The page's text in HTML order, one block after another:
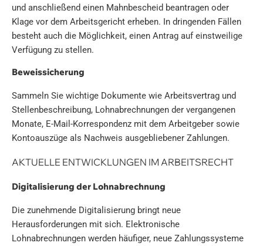
und anschließend einen Mahnbescheid beantragen oder
Klage vor dem Arbeitsgericht erheben. In dringenden Fällen
besteht auch die Möglichkeit, einen Antrag auf einstweilige
Verfügung zu stellen.
Beweissicherung
Sammeln Sie wichtige Dokumente wie Arbeitsvertrag und
Stellenbeschreibung, Lohnabrechnungen der vergangenen
Monate, E-Mail-Korrespondenz mit dem Arbeitgeber sowie
Kontoauszüge als Nachweis ausgebliebener Zahlungen.
AKTUELLE ENTWICKLUNGEN IM ARBEITSRECHT
Digitalisierung der Lohnabrechnung
Die zunehmende Digitalisierung bringt neue
Herausforderungen mit sich. Elektronische
Lohnabrechnungen werden häufiger, neue Zahlungssysteme